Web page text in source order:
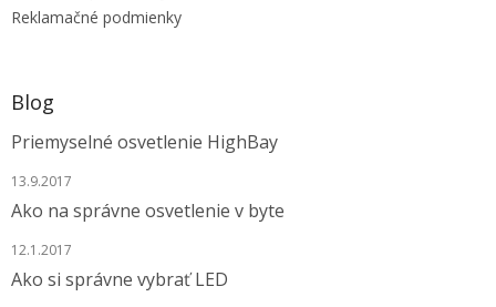
Reklamačné podmienky
Blog
Priemyselné osvetlenie HighBay
13.9.2017
Ako na správne osvetlenie v byte
12.1.2017
Ako si správne vybrať LED